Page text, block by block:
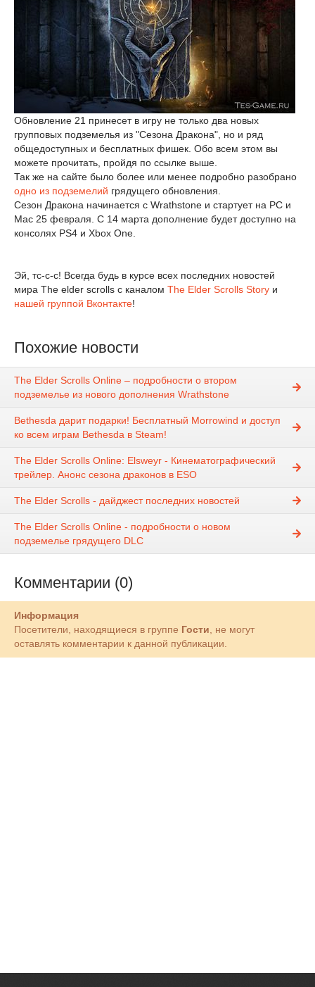
Обновление 21 принесет в игру не только два новых
групповых подземелья из "Сезона Дракона", но и ряд
общедоступных и бесплатных фишек. Обо всем этом вы
можете прочитать, пройдя по ссылке выше.
Так же на сайте было более или менее подробно разобрано
одно из подземелий грядущего обновления.
Сезон Дракона начинается с Wrathstone и стартует на PC и
Mac 25 февраля. С 14 марта дополнение будет доступно на
консолях PS4 и Xbox One.
Эй, тс-с-с! Всегда будь в курсе всех последних новостей
мира The elder scrolls с каналом The Elder Scrolls Story и
нашей группой Вконтакте!
Похожие новости
The Elder Scrolls Online – подробности о втором
подземелье из нового дополнения Wrathstone
Bethesda дарит подарки! Бесплатный Morrowind и доступ
ко всем играм Bethesda в Steam!
The Elder Scrolls Online: Elsweyr - Кинематографический
трейлер. Анонс сезона драконов в ESO
The Elder Scrolls - дайджест последних новостей
The Elder Scrolls Online - подробности о новом
подземелье грядущего DLC
Комментарии (0)
Информация
Посетители, находящиеся в группе Гости , не могут
оставлять комментарии к данной публикации.